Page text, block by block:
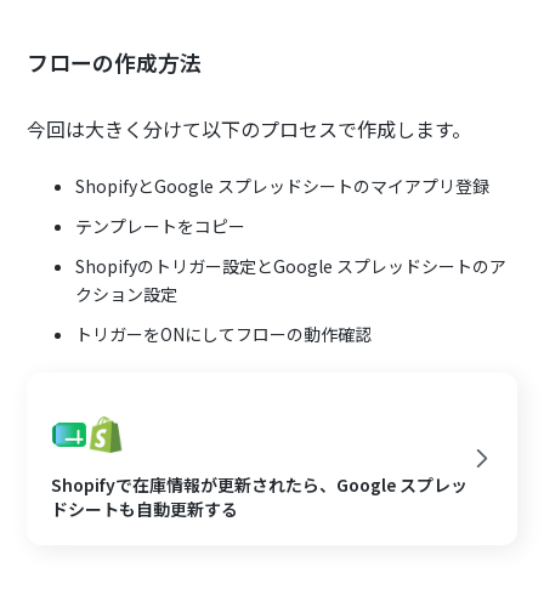
フローの作成方法
今回は大きく分けて以下のプロセスで作成します。
ShopifyとGoogle スプレッドシートのマイアプリ登録
テンプレートをコピー
Shopifyのトリガー設定とGoogle スプレッドシートのア
クション設定
トリガーをONにしてフローの動作確認
Shopifyで在庫情報が更新されたら、Google スプレッ
ドシートも自動更新する